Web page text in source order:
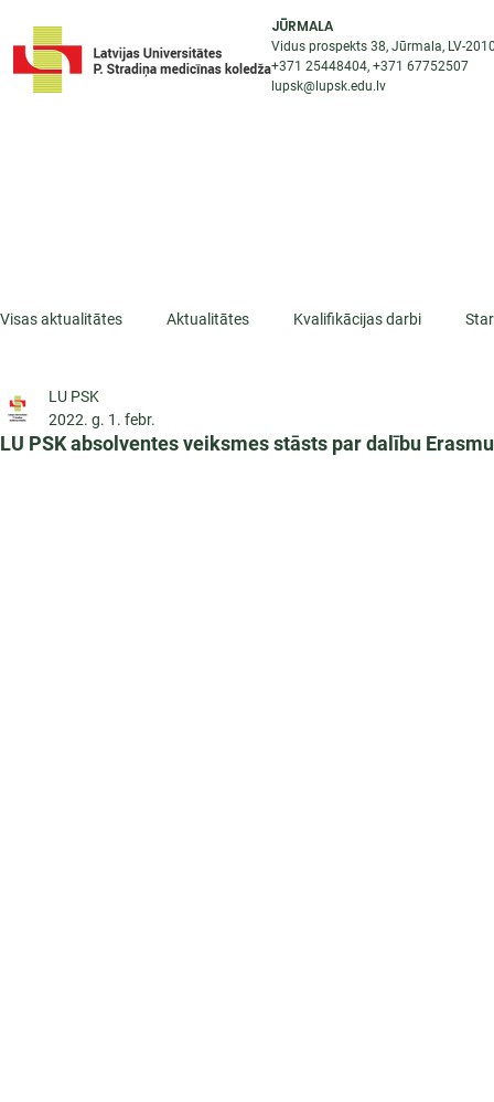
JŪRMALA
Vidus prospekts 38, Jūrmala, LV-
+371 25448404, +371 67752507
lupsk@lupsk.edu.lv
Visas aktualitātes Aktualitātes Kvalifikācijas darbi
ESF projekti
LU PSK absolventes veiksmes stāsts par dalību
LU PSK
2022. g. 1. febr.